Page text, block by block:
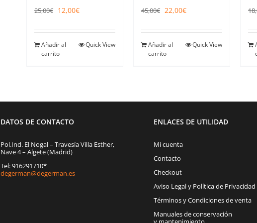
25,00€ El
era:
25,00€.
12,00€El
es:
12,00€.
Añadir al
carrito
Quick View
45,00€ El
era:
45,00€.
22,00€El
es:
22,00€.
Añadir al
carrito
Quick View
DATOS DE CONTACTO
Pol.Ind. El Nogal – Travesía Villa Esther,
Nave 4 – Algete (Madrid)
Tel: 916291710*
degerman@degerman.es
ENLACES DE UTILIDAD
Mi cuenta
Contacto
Checkout
Aviso Legal y Política de Privacidad
Términos y Condiciones de venta
Manuales de conservación